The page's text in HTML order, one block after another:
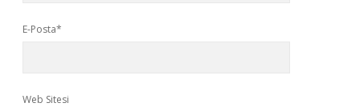
E-Posta*
Web Sitesi